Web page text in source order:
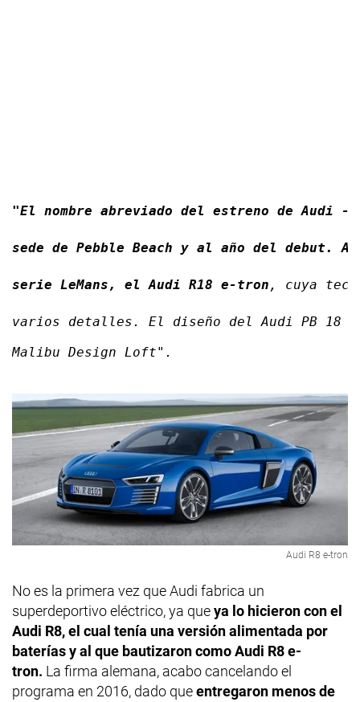
"El nombre abreviado del estreno de
sede de Pebble Beach y al año del debut.
serie LeMans, el Audi R18 e-tron , cuya
varios detalles. El diseño del Audi PB 18
Malibu Design Loft".
Audi R8 e-tron
No es la primera vez que Audi fabrica un
superdeportivo eléctrico, ya queya lo hicieron con el
Audi R8, el cual tenía una versión alimentada por
baterías y al que bautizaron como Audi R8 e-
tron. La firma alemana, acabo cancelando el
programa en 2016, dado queentregaron menos de